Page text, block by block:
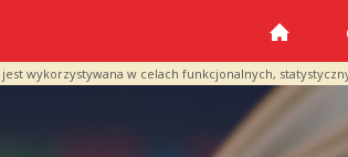
wykorzystywana w celach funkcjonalnych,